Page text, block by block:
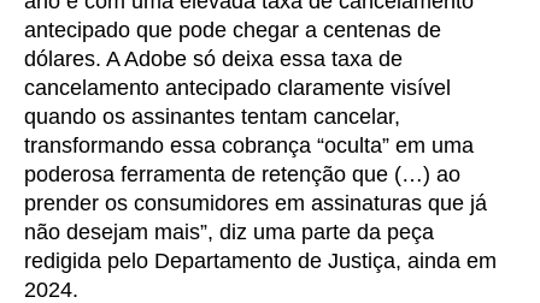
antecipado que pode chegar a centenas de
dólares. A Adobe só deixa essa taxa de
cancelamento antecipado claramente visível
quando os assinantes tentam cancelar,
transformando essa cobrança “oculta” em uma
poderosa ferramenta de retenção que (…) ao
prender os consumidores em assinaturas que já
não desejam mais”, diz uma parte da peça
redigida pelo Departamento de Justiça, ainda em
2024.